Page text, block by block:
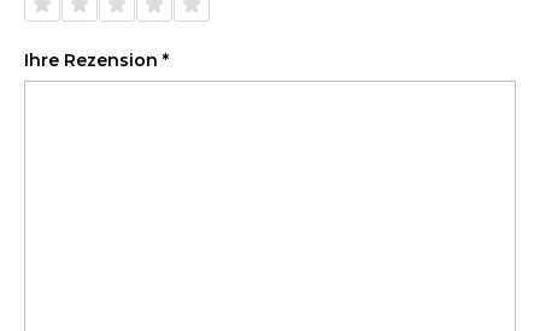
5 Sternen
5 Sternen
5 Sternen
5 Sternen5 Sternen
Ihre Rezension *